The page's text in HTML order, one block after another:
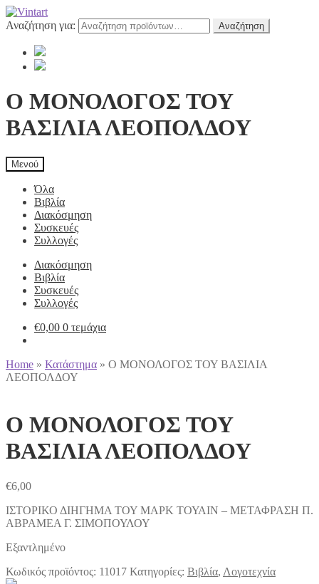
Αναζήτηση για: Αναζήτηση
Ο ΜΟΝΟΛΟΓΟΣ ΤΟΥ
ΒΑΣΙΛΙΑ ΛΕΟΠΟΛΔΟΥ
Μενού
Όλα
Βιβλία
Διακόσμηση
Συσκευές
Συλλογές
Διακόσμηση
Βιβλία
Συσκευές
Συλλογές
€0,00 0 τεμάχια
Home » Κατάστημα » Ο ΜΟΝΟΛΟΓΟΣ ΤΟΥ ΒΑΣΙΛΙΑ
ΛΕΟΠΟΛΔΟΥ
Ο ΜΟΝΟΛΟΓΟΣ ΤΟΥ
ΒΑΣΙΛΙΑ ΛΕΟΠΟΛΔΟΥ
€6,00
ΙΣΤΟΡΙΚΟ ΔΙΗΓΗΜΑ ΤΟΥ ΜΑΡΚ ΤΟΥΑΙΝ – ΜΕΤΑΦΡΑΣΗ Π.
ΑΒΡΑΜΕΑ Γ. ΣΙΜΟΠΟΥΛΟΥ
Εξαντλημένο
Κωδικός προϊόντος: 11017 Κατηγορίες: Βιβλία, Λογοτεχνία